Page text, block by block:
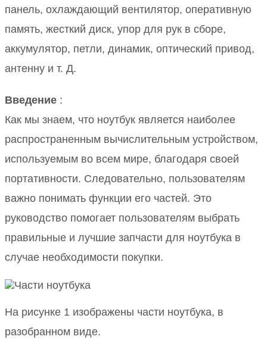
панель, охлаждающий вентилятор, оперативную
память, жесткий диск, упор для рук в сборе,
аккумулятор, петли, динамик, оптический привод,
антенну и т. Д.
Введение :
Как мы знаем, что ноутбук является наиболее
распространенным вычислительным устройством,
используемым во всем мире, благодаря своей
портативности. Следовательно, пользователям
важно понимать функции его частей. Это
руководство помогает пользователям выбрать
правильные и лучшие запчасти для ноутбука в
случае необходимости покупки.
На рисунке 1 изображены части ноутбука, в
разобранном виде.